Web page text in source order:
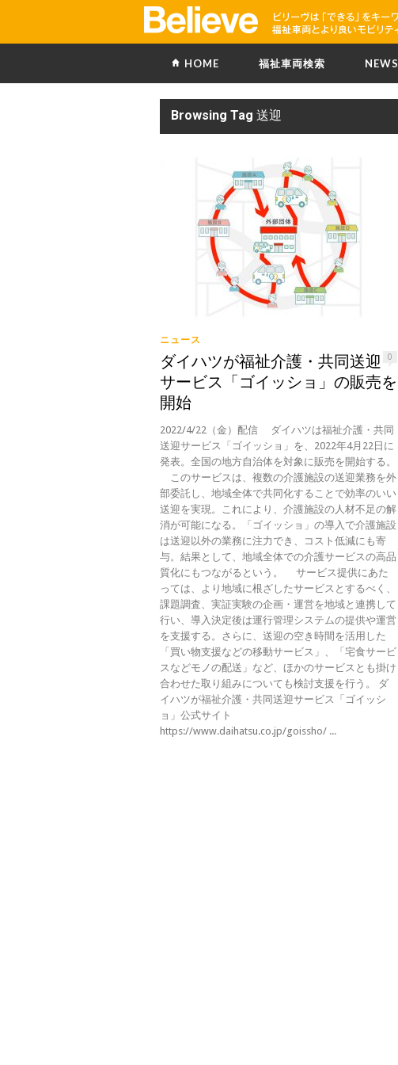
HOME 福祉車両検索 NEWS
Browsing Tag 送迎
ニュース
0
ダイハツが福祉介護・共同送迎
サービス「ゴイッショ」の販売を
開始
2022/4/22（金）配信 ダイハツは福祉介護・共同
送迎サービス「ゴイッショ」を、2022年4月22日に
発表。全国の地方自治体を対象に販売を開始する。
このサービスは、複数の介護施設の送迎業務を外
部委託し、地域全体で共同化することで効率のいい
送迎を実現。これにより、介護施設の人材不足の解
消が可能になる。「ゴイッショ」の導入で介護施設
は送迎以外の業務に注力でき、コスト低減にも寄
与。結果として、地域全体での介護サービスの高品
質化にもつながるという。 サービス提供にあた
っては、より地域に根ざしたサービスとするべく、
課題調査、実証実験の企画・運営を地域と連携して
行い、導入決定後は運行管理システムの提供や運営
を支援する。さらに、送迎の空き時間を活用した
「買い物支援などの移動サービス」、「宅食サービ
スなどモノの配送」など、ほかのサービスとも掛け
合わせた取り組みについても検討支援を行う。 ダ
イハツが福祉介護・共同送迎サービス「ゴイッシ
ョ」公式サイト
https://www.daihatsu.co.jp/goissho/ ...